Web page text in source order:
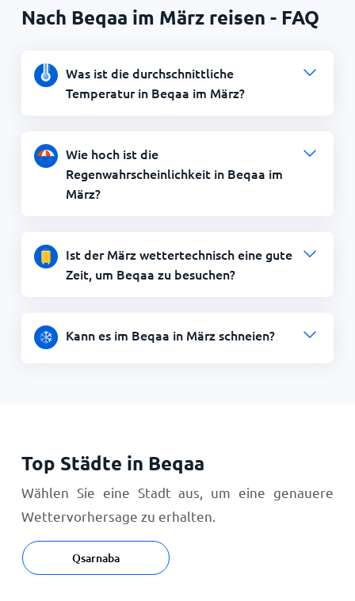
Nach Beqaa im März reisen - FAQ
Was ist die durchschnittliche
Temperatur in Beqaa im März?
Wie hoch ist die
Regenwahrscheinlichkeit in Beqaa im
März?
Ist der März wettertechnisch eine gute
Zeit, um Beqaa zu besuchen?
Kann es im Beqaa in März schneien?
Top Städte in Beqaa
Wählen Sie eine Stadt aus, um eine genauere
Wettervorhersage zu erhalten.
Qsarnaba